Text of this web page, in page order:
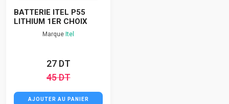
BATTERIE ITEL P55
LITHIUM 1ER CHOIX
Marque Itel
27 DT
45 DT
AJOUTER AU PANIER